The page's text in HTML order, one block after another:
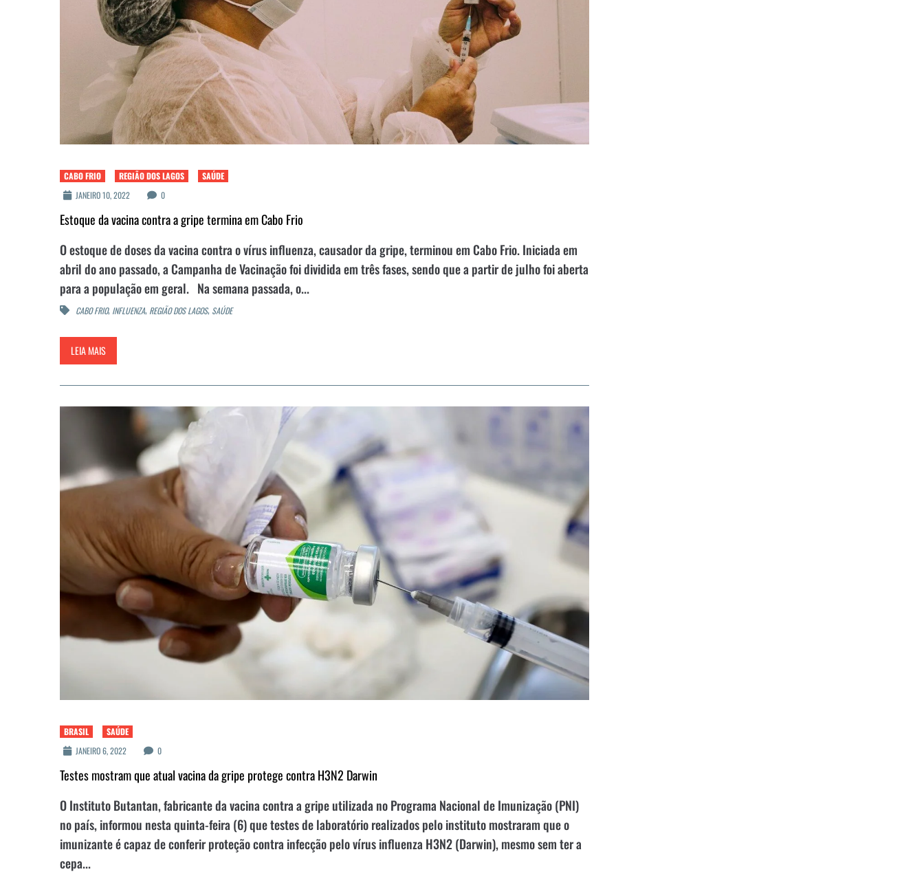
CABO FRIO REGIÃO DOS LAGOS
SAÚDE
JANEIRO 10, 2022
0
Estoque da vacina contra a gripe termina em Cabo Frio
O estoque de doses da vacina contra o vírus influenza, causador da gripe, terminou em Cabo Frio. Iniciada em
abril do ano passado, a Campanha de Vacinação foi dividida em três fases, sendo que a partir de julho foi aberta
para a população em geral. Na semana passada, o...
CABO FRIO, INFLUENZA, REGIÃO DOS LAGOS, SAÚDE
LEIA MAIS
BRASIL
SAÚDE
JANEIRO 6, 2022
0
Testes mostram que atual vacina da gripe protege contra H3N2 Darwin
O Instituto Butantan, fabricante da vacina contra a gripe utilizada no Programa Nacional de Imunização (PNI)
no país, informou nesta quinta-feira (6) que testes de laboratório realizados pelo instituto mostraram que o
imunizante é capaz de conferir proteção contra infecção pelo vírus influenza H3N2 (Darwin), mesmo sem ter a
cepa...